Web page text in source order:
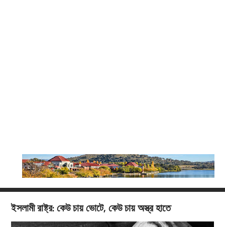
ইসলামী রাষ্ট্র: কেউ চায় ভোটে, কেউ চায় অস্ত্র হাতে